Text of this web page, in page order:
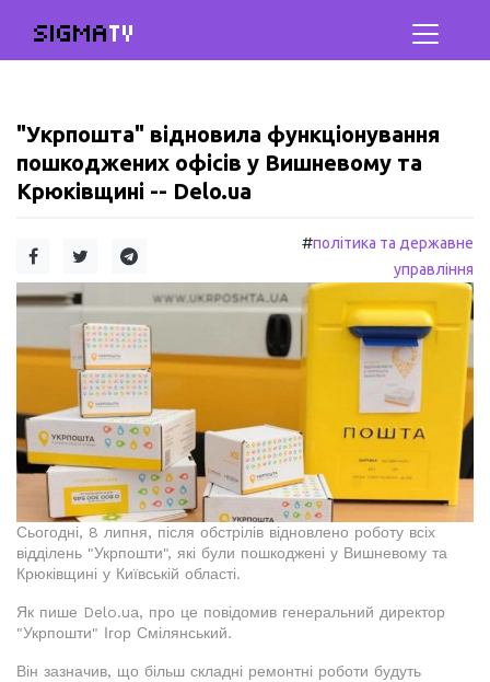
SIGMATV
"Укрпошта" відновила функціонування
пошкоджених офісів у Вишневому та
Крюківщині -- Delo.ua
#політика та державне
управління
Сьогодні, 8 липня, після обстрілів відновлено роботу всіх
відділень "Укрпошти", які були пошкоджені у Вишневому та
Крюківщині у Київській області.
Як пише Delo.ua, про це повідомив генеральний директор
"Укрпошти" Ігор Смілянський.
Він зазначив, що більш складні ремонтні роботи будуть